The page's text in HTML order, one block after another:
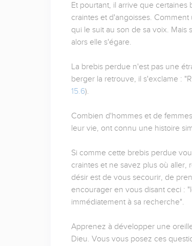
Et pourtant, il arrive que certaines
craintes et d'angoisses.
qui le suit au son de sa voix.
alors elle s'égare.
La brebis perdue n'est pas une
berger la retrouve, il s'exclame :
15.6).
Combien d'hommes et de
leur vie, ont connu une histoire
Si comme cette brebis perdue
craintes et ne savez plus où aller,
désir est de vous secourir, de
encourager en vous disant ceci :
immédiatement à sa recherche".
Apprenez à développer une
Dieu. Vous vous posez ces